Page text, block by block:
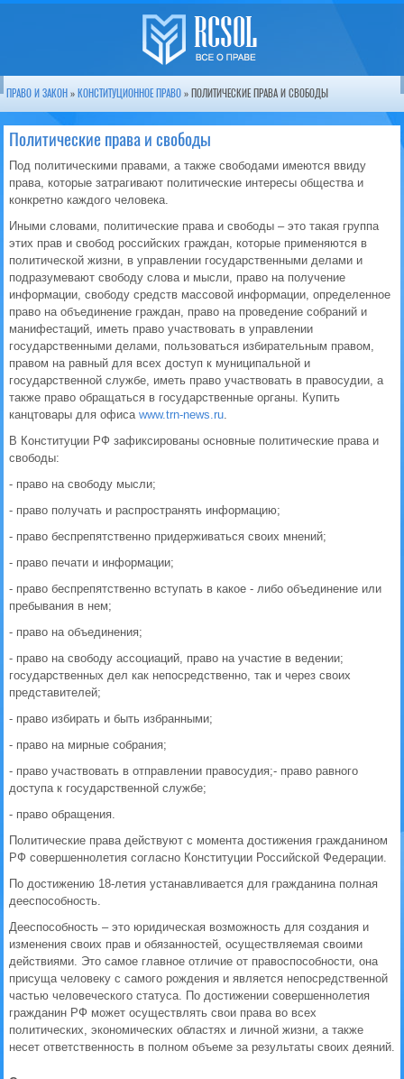
ПРАВО И ЗАКОН » КОНСТИТУЦИОННОЕ ПРАВО » ПОЛИТИЧЕСКИЕ ПРАВА И СВОБОДЫ
Политические права и свободы
Под политическими правами, а также свободами имеются ввиду
права, которые затрагивают политические интересы общества и
конкретно каждого человека.
Иными словами, политические права и свободы – это такая группа
этих прав и свобод российских граждан, которые применяются в
политической жизни, в управлении государственными делами и
подразумевают свободу слова и мысли, право на получение
информации, свободу средств массовой информации, определенное
право на объединение граждан, право на проведение собраний и
манифестаций, иметь право участвовать в управлении
государственными делами, пользоваться избирательным правом,
правом на равный для всех доступ к муниципальной и
государственной службе, иметь право участвовать в правосудии, а
также право обращаться в государственные органы. Купить
канцтовары для офиса www.trn-news.ru.
В Конституции РФ зафиксированы основные политические права и
свободы:
- право на свободу мысли;
- право получать и распространять информацию;
- право беспрепятственно придерживаться своих мнений;
- право печати и информации;
- право беспрепятственно вступать в какое - либо объединение или
пребывания в нем;
- право на объединения;
- право на свободу ассоциаций, право на участие в ведении;
государственных дел как непосредственно, так и через своих
представителей;
- право избирать и быть избранными;
- право на мирные собрания;
- право участвовать в отправлении правосудия;- право равного
доступа к государственной службе;
- право обращения.
Политические права действуют с момента достижения гражданином
РФ совершеннолетия согласно Конституции Российской Федерации.
По достижению 18-летия устанавливается для гражданина полная
дееспособность.
Дееспособность – это юридическая возможность для создания и
изменения своих прав и обязанностей, осуществляемая своими
действиями. Это самое главное отличие от правоспособности, она
присуща человеку с самого рождения и является непосредственной
частью человеческого статуса. По достижении совершеннолетия
гражданин РФ может осуществлять свои права во всех
политических, экономических областях и личной жизни, а также
несет ответственность в полном объеме за результаты своих деяний.